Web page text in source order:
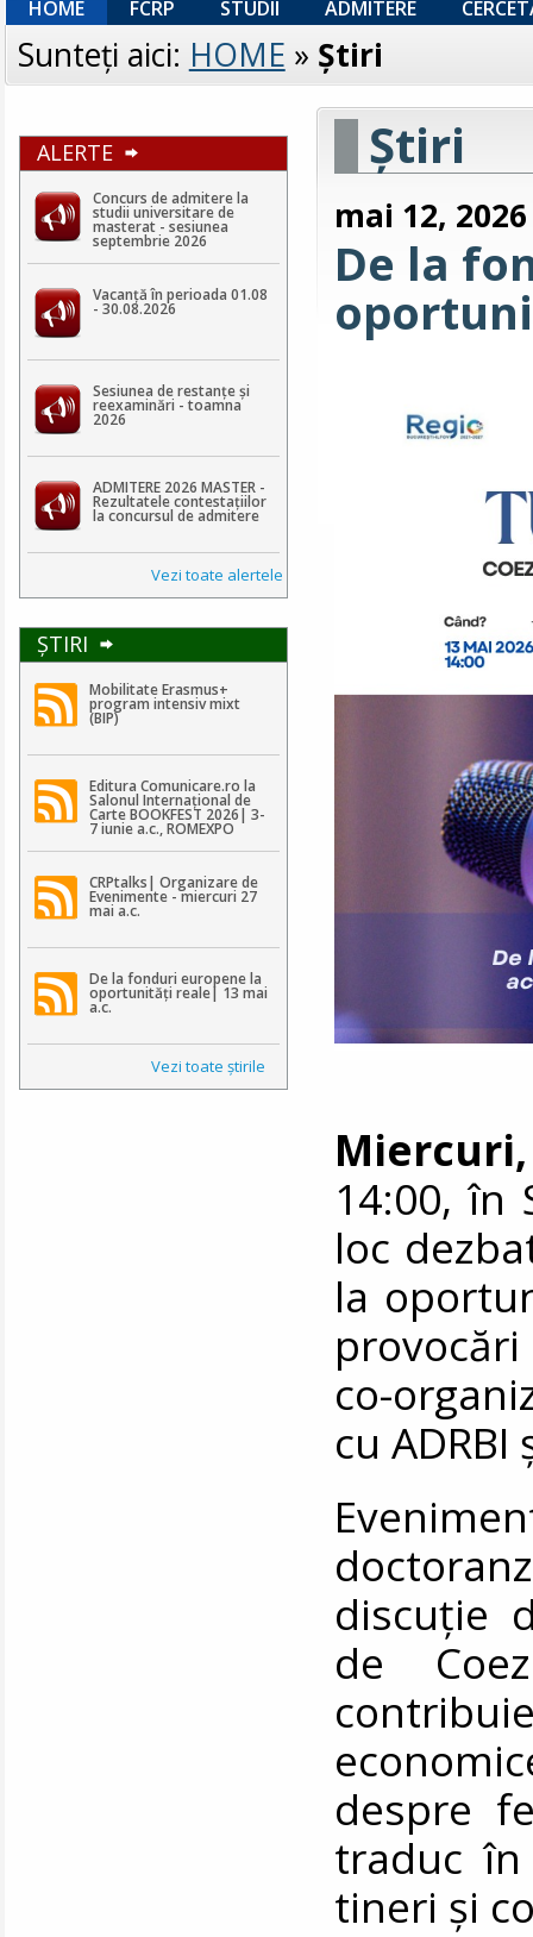
HOME FCRP STUDII ADMITERE
Sunteţi aici: HOME » Ştiri
ALERTE
Concurs de admitere la
studii universitare de
masterat - sesiunea
septembrie 2026
Vacanță în perioada 01.08
- 30.08.2026
Sesiunea de restanțe și
reexaminări - toamna
2026
ADMITERE 2026 MASTER -
Rezultatele contestaţiilor
la concursul de admitere
Vezi toate alertele
ŞTIRI
Mobilitate Erasmus+
program intensiv mixt
(BIP)
Editura Comunicare.ro la
Salonul Internațional de
Carte BOOKFEST 2026| 3-
7 iunie a.c., ROMEXPO
CRPtalks| Organizare de
Evenimente - miercuri 27
mai a.c.
De la fonduri europene la
oportunități reale| 13 mai
a.c.
Vezi toate ştirile
Ştiri
mai 12, 2026
De la
Miercuri,
14:00, în
loc
la
co-
cu ADRBI
discuție
de
despre
traduc
tineri și